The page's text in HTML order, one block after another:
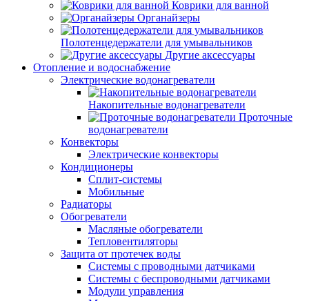
Коврики для ванной
Органайзеры
Полотенцедержатели для умывальников
Другие аксессуары
Отопление и водоснабжение
Электрические водонагреватели
Накопительные водонагреватели
Проточные
водонагреватели
Конвекторы
Электрические конвекторы
Кондиционеры
Сплит-системы
Мобильные
Радиаторы
Обогреватели
Масляные обогреватели
Тепловентиляторы
Защита от протечек воды
Системы с проводными датчиками
Системы с беспроводными датчиками
Модули управления